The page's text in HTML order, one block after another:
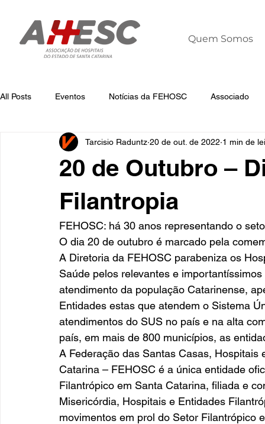
Quem Somos
All Posts Eventos Notícias da FEHOSC Associado
Notícias da AHESC Liderança Dia
20 de Outubro –
Filantropia
Tarcisio Raduntz 20 de out. de 2022 1 min de
FEHOSC: há 30 anos representando o
O dia 20 de outubro é marcado pela
A Diretoria da FEHOSC parabeniza os
Saúde pelos relevantes e
atendimento da população Catarinense,
Entidades estas que atendem o Sistema
atendimentos do SUS no país e na alta
país, em mais de 800 municípios, as
A Federação das Santas Casas,
Catarina – FEHOSC é a única entidade
Filantrópico em Santa Catarina, filiada e
Misericórdia, Hospitais e Entidades
movimentos em prol do Setor Filantrópico